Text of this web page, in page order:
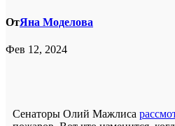
ОтЯна Моделова
Фев 12, 2024
Сенаторы Олий Мажлиса